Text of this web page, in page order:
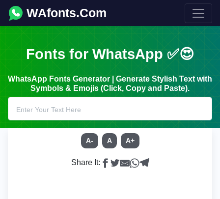
WAfonts.Com
Fonts for WhatsApp ✅😍
WhatsApp Fonts Generator | Generate Stylish Text with
Symbols & Emojis (Click, Copy and Paste).
A- A A+
Share It: